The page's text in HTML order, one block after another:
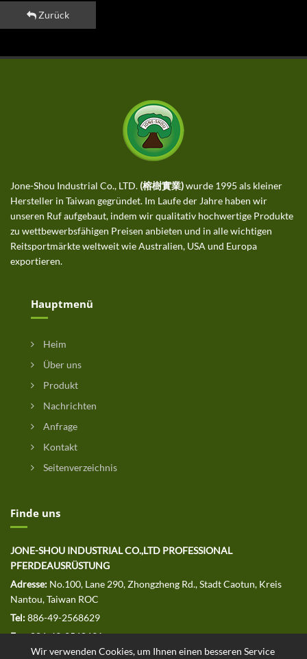
Zurück
Wir verwenden Cookies, um Ihnen einen besseren Service
Jone-Shou Industrial Co., LTD. (榕樹實業)wurde 1995 als kleiner
Hersteller in Taiwan gegründet. Im Laufe der Jahre haben wir
unseren Ruf aufgebaut, indem wir qualitativ hochwertige Produkte
zu wettbewerbsfähigen Preisen anbieten und in alle wichtigen
Reitsportmärkte weltweit wie Australien, USA und Europa
exportieren.
Hauptmenü
Heim
Über uns
Produkt
Nachrichten
Anfrage
Kontakt
Seitenverzeichnis
Finde uns
JONE-SHOU INDUSTRIAL CO.,LTD PROFESSIONAL
PFERDEAUSRÜSTUNG
Adresse: No.100, Lane 290, Zhongzheng Rd., Stadt Caotun, Kreis
Nantou, Taiwan ROC
Tel:886-49-2568629
Fax:886-49-2568691
E-MAIL: jssales@jone-shou.com